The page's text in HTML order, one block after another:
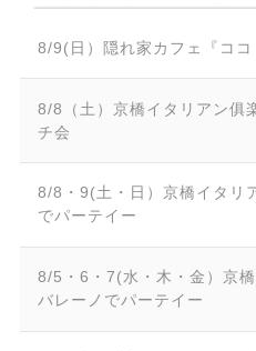
8/9(日）隠れ家カフェ『ココ
8/8（土）京橋イタリアン俱
チ会
8/8・9(土・日）京橋イタリ
でパーテイー
8/5・6・7(水・木・金）京
バレーノでパーテイー